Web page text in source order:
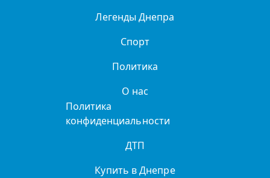
Легенды Днепра
Спорт
Политика
О нас
Политика
конфиденциальности
ДТП
Купить в Днепре